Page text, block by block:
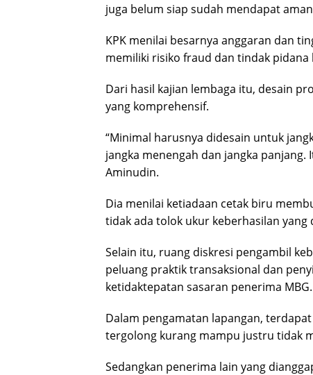
juga belum siap sudah mendapat
KPK menilai besarnya anggaran dan
memiliki risiko fraud dan tindak pidana
Dari hasil kajian lembaga itu, desain
yang komprehensif.
“Minimal harusnya didesain untuk
jangka menengah dan jangka
Aminudin.
Dia menilai ketiadaan cetak biru
tidak ada tolok ukur keberhasilan yang
Selain itu, ruang diskresi pengambil
peluang praktik transaksional dan
ketidaktepatan sasaran penerima MBG.
Dalam pengamatan lapangan,
tergolong kurang mampu justru tidak
Sedangkan penerima lain yang